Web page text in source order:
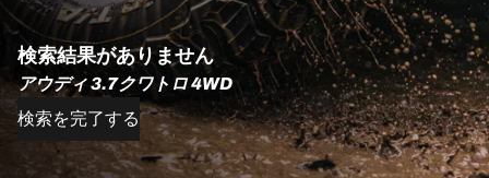
検索結果がありません
アウディ 3.7クワトロ 4WD
検索を完了する